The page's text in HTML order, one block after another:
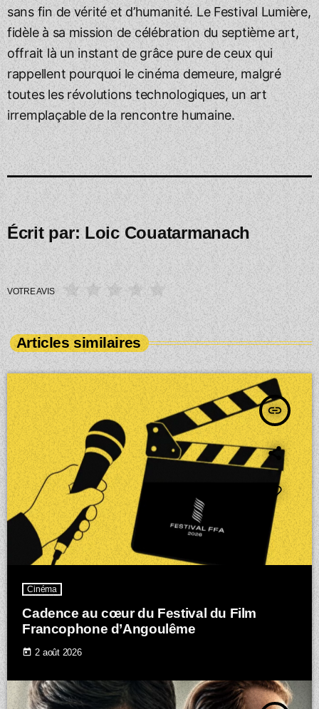
sans fin de vérité et d’humanité. Le Festival Lumière,
fidèle à sa mission de célébration du septième art,
offrait là un instant de grâce pure de ceux qui
rappellent pourquoi le cinéma demeure, malgré
toutes les révolutions technologiques, un art
irremplaçable de la rencontre humaine.
Écrit par:Loic Couatarmanach
VOTRE AVIS
Articles similaires
insert_link
Cinéma
Cadence au cœur du Festival du Film
Francophone d’Angoulême
today 2 août 2026